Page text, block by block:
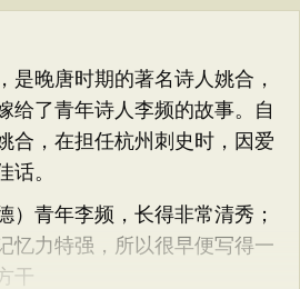
晚唐时期的著名诗人姚合，
给了青年诗人李频的故事。自
合，在担任杭州刺史时，因爱
话。
青年李频，长得非常清秀；
忆力特强，所以很早便写得一
干